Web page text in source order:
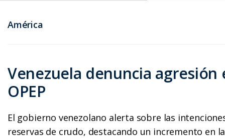
América
Venezuela denuncia
OPEP
El gobierno venezolano alerta sobre las
reservas de crudo, destacando un incremento en